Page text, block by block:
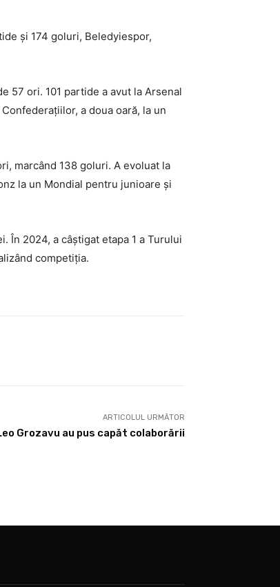
și 174 goluri, Beledyiespor,
57 ori. 101 partide a avut la Arsenal
a doua oară, la un
marcând 138 goluri. A evoluat la
la un Mondial pentru junioare și
În 2024, a câștigat etapa 1 a Turului
competiția.
ARTICOLUL URMĂTOR
Grozavu au pus capăt colaborării